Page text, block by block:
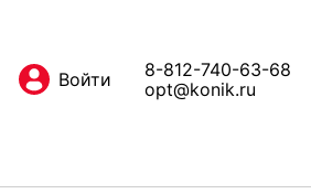
8-812-740-63-68
opt@konik.ru